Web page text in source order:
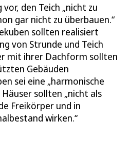
den Teich „nicht zu
gar nicht zu überbauen.“
sollten realisiert
von Strunde und Teich
mit ihrer Dachform sollten
Gebäuden
sei eine „harmonische
sollten „nicht als
Freikörper und in
wirken.“